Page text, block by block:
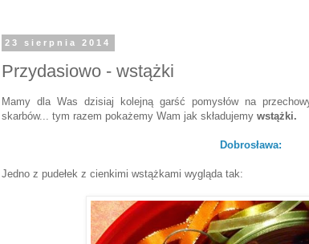
23 sierpnia 2014
Przydasiowo - wstążki
Mamy dla Was dzisiaj kolejną garść pomysłów na
skarbów... tym razem pokażemy Wam jak składujemy wstążki.
Dobrosława:
Jedno z pudełek z cienkimi wstążkami wygląda tak: